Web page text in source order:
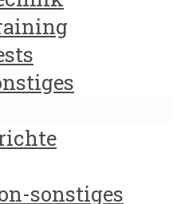
sonstiges